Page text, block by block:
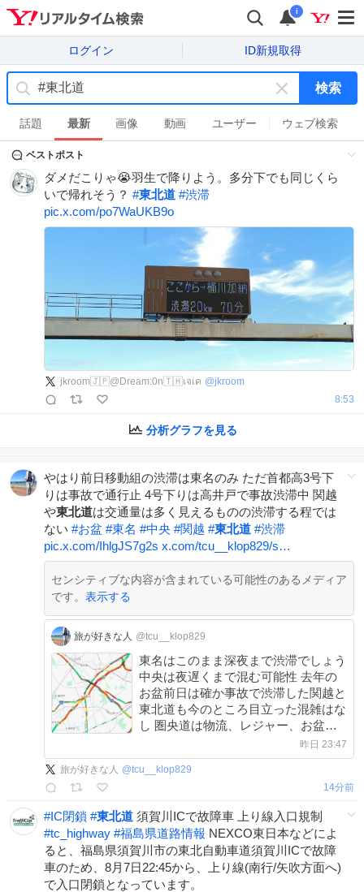
i
ログイン ID新規取得
キ
ー
ワ
ド
す
検索
話題 最新 画像 動画 ユーザー ウェブ検索
ベストポスト
ダメだこりゃ😭羽生で降りよう。多分下でも同じくら
いで帰れそう？ #東北道 #渋滞
pic.x.com/po7WaUKB9o
jkroom🇯🇵@Dream:0n🇹🇭เจเค @jkroom
8:53
分析グラフを見る
やはり前日移動組の渋滞は東名のみ ただ首都高3号下
りは事故で通行止 4号下りは高井戸で事故渋滞中 関越
や東北道は交通量は多く見えるものの渋滞する程では
ない #お盆 #東名 #中央 #関越 #東北道 #渋滞
pic.x.com/IhlgJS7g2s x.com/tcu__klop829/s…
センシティブな内容が含まれている可能性のあるメディア
です。 表示する
旅が好きな人 @tcu__klop829
東名はこのまま深夜まで渋滞でしょう
中央は夜遅くまで混む可能性 去年の
お盆前日は確か事故で渋滞した関越と
東北道も今のところ目立った混雑はな
し 圏央道は物流、レジャー、お盆前
日移動等でパンク中 #東名 #中央 #関
越 #東北道 #圏央道 #お盆
x.com/tcu__klop829/s…
昨日 23:47
旅が好きな人 @tcu__klop829
15分前
#IC閉鎖 #東北道 須賀川ICで故障車 上り線入口規制
#tc_highway #福島県道路情報 NEXCO東日本などによ
ると、福島県須賀川市の東北自動車道須賀川ICで故障
車のため、8月7日22:45から、上り線(南行/矢吹方面へ)
で入口閉鎖となっています。